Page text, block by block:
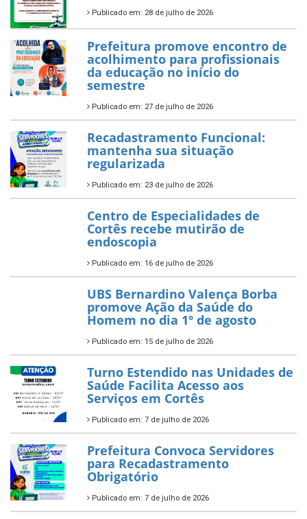
Publicado em: 28 de julho de 2026
Prefeitura promove encontro de
acolhimento para profissionais
da educação no início do
semestre
Publicado em: 27 de julho de 2026
Recadastramento Funcional:
mantenha sua situação
regularizada
Publicado em: 23 de julho de 2026
Centro de Especialidades de
Cortês recebe mutirão de
endoscopia
Publicado em: 16 de julho de 2026
UBS Bernardino Valença Borba
promove Ação da Saúde do
Homem no dia 1º de agosto
Publicado em: 15 de julho de 2026
Turno Estendido nas Unidades de
Saúde Facilita Acesso aos
Serviços em Cortês
Publicado em: 7 de julho de 2026
Prefeitura Convoca Servidores
para Recadastramento
Obrigatório
Publicado em: 7 de julho de 2026